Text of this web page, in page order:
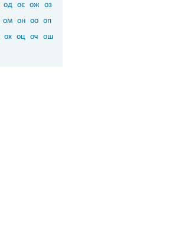
од оє ож оз
ом он оо оп
ох оц оч ош